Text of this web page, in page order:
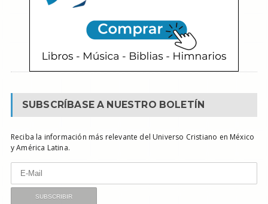
SUBSCRÍBASE A NUESTRO BOLETÍN
Reciba la información más relevante del Universo Cristiano en México
y América Latina.